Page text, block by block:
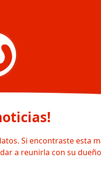
Si encontraste esta
a reunirla con su